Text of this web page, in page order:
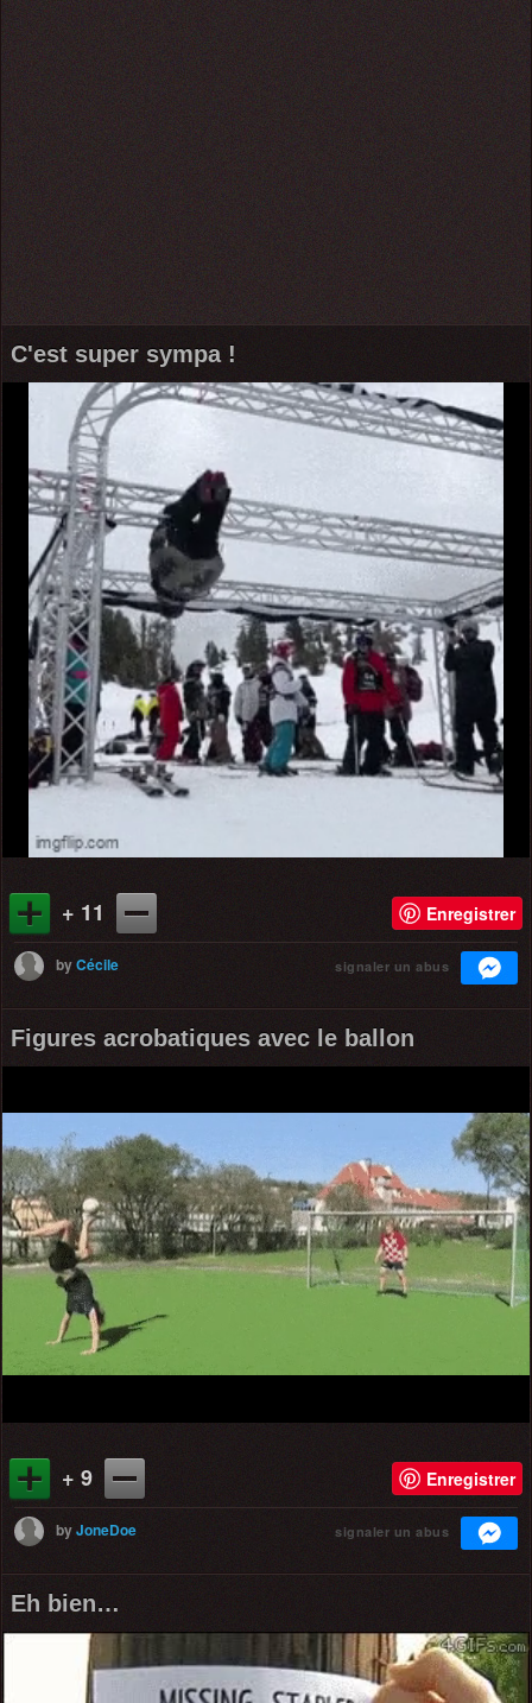
C'est super sympa !
+ 11 Enregistrer
byCécile signaler un abus
Figures acrobatiques avec le ballon
+ 9 Enregistrer
byJoneDoe signaler un abus
Eh bien…